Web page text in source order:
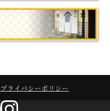
プライバシーポリシー